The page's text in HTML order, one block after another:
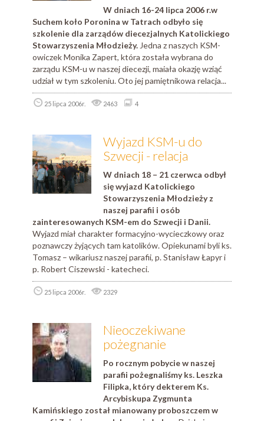
W dniach 16-24 lipca 2006 r.w
Suchem koło Poronina w Tatrach odbyło się
szkolenie dla zarządów diecezjalnych Katolickiego
Stowarzyszenia Młodzieży.Jedna z naszych KSM-
owiczek Monika Zapert, która została wybrana do
zarządu KSM-u w naszej diecezji, maiała okazję wziąć
udział w tym szkoleniu. Oto jej pamiętnikowa relacja...
25 lipca 2006r. 2463 4
Wyjazd KSM-u do
Szwecji - relacja
W dniach 18 – 21 czerwca odbył
się wyjazd Katolickiego
Stowarzyszenia Młodzieży z
naszej parafii i osób
zainteresowanych KSM-em do Szwecji i Danii.
Wyjazd miał charakter formacyjno-wycieczkowy oraz
poznawczy żyjących tam katolików. Opiekunami byli ks.
Tomasz – wikariusz naszej parafii, p. Stanisław Łapyr i
p. Robert Ciszewski - katecheci.
25 lipca 2006r. 2329
Nieoczekiwane
pożegnanie
Po rocznym pobycie w naszej
parafii pożegnaliśmy ks. Leszka
Filipka, który dekterem Ks.
Arcybiskupa Zygmunta
Kamińskiego został mianowany proboszczem w